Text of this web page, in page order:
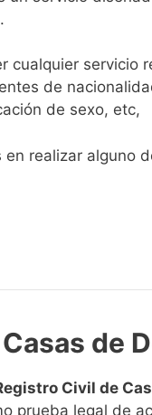
de
de sexo, etc,
realizar alguno
de
Civil de
prueba legal de